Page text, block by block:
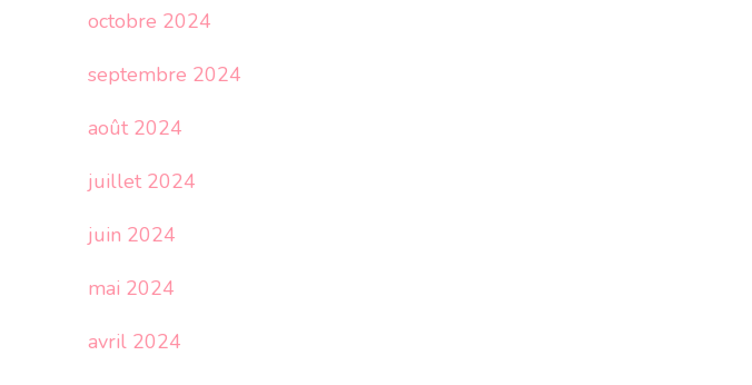
octobre 2024
septembre 2024
août 2024
juillet 2024
juin 2024
mai 2024
avril 2024